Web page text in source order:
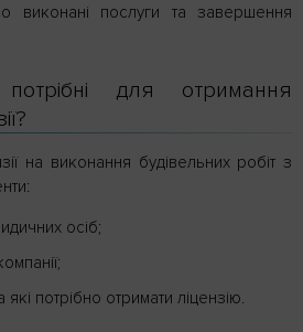
виконані послуги та завершення
для отримання
на виконання будівельних робіт з
осіб;
які потрібно отримати ліцензію.